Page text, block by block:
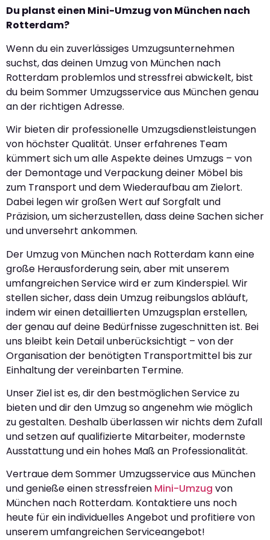
Du planst einen Mini-Umzug von München nach
Rotterdam?
Wenn du ein zuverlässiges Umzugsunternehmen
suchst, das deinen Umzug von München nach
Rotterdam problemlos und stressfrei abwickelt, bist
du beim Sommer Umzugsservice aus München genau
an der richtigen Adresse.
Wir bieten dir professionelle Umzugsdienstleistungen
von höchster Qualität. Unser erfahrenes Team
kümmert sich um alle Aspekte deines Umzugs – von
der Demontage und Verpackung deiner Möbel bis
zum Transport und dem Wiederaufbau am Zielort.
Dabei legen wir großen Wert auf Sorgfalt und
Präzision, um sicherzustellen, dass deine Sachen sicher
und unversehrt ankommen.
Der Umzug von München nach Rotterdam kann eine
große Herausforderung sein, aber mit unserem
umfangreichen Service wird er zum Kinderspiel. Wir
stellen sicher, dass dein Umzug reibungslos abläuft,
indem wir einen detaillierten Umzugsplan erstellen,
der genau auf deine Bedürfnisse zugeschnitten ist. Bei
uns bleibt kein Detail unberücksichtigt – von der
Organisation der benötigten Transportmittel bis zur
Einhaltung der vereinbarten Termine.
Unser Ziel ist es, dir den bestmöglichen Service zu
bieten und dir den Umzug so angenehm wie möglich
zu gestalten. Deshalb überlassen wir nichts dem Zufall
und setzen auf qualifizierte Mitarbeiter, modernste
Ausstattung und ein hohes Maß an Professionalität.
Vertraue dem Sommer Umzugsservice aus München
und genieße einen stressfreien Mini-Umzug von
München nach Rotterdam. Kontaktiere uns noch
heute für ein individuelles Angebot und profitiere von
unserem umfangreichen Serviceangebot!